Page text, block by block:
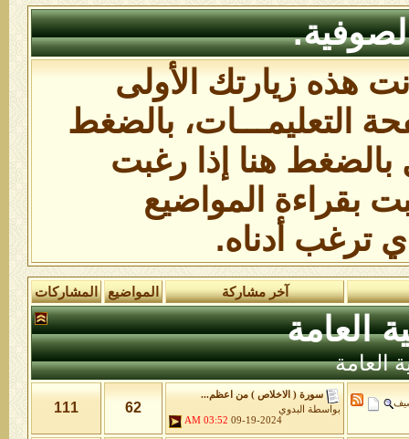
هذه زيارتك الأولى
التعليمـــات، بالضغط
بالضغط هنا إذا رغبت
بقراءة المواضيع
ترغب أدناه.
آخر مشاركة المواضيع المشاركات
العامة
العامة
سورة ( الاخلاص ) من اعظم...
بواسطة
البدوي
09-19-2024
03:52 AM
62
111